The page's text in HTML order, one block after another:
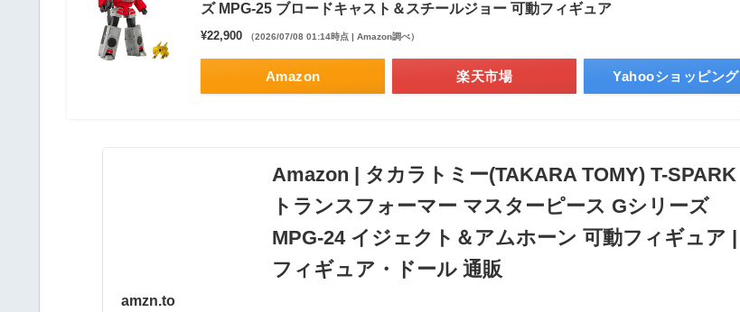
ズ MPG-25 ブロードキャスト＆スチールジョー 可動フィギュア
¥22,900 （2026/07/08 01:14時点 | Amazon調べ）
Amazon 楽天市場 Yahooショッピング
Amazon | タカラトミー(TAKARA TOMY) T-SPARK
トランスフォーマー マスターピース Gシリーズ
MPG-24 イジェクト＆アムホーン 可動フィギュア |
フィギュア・ドール 通販
amzn.to